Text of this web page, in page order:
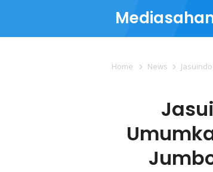
Home News Jasuindo